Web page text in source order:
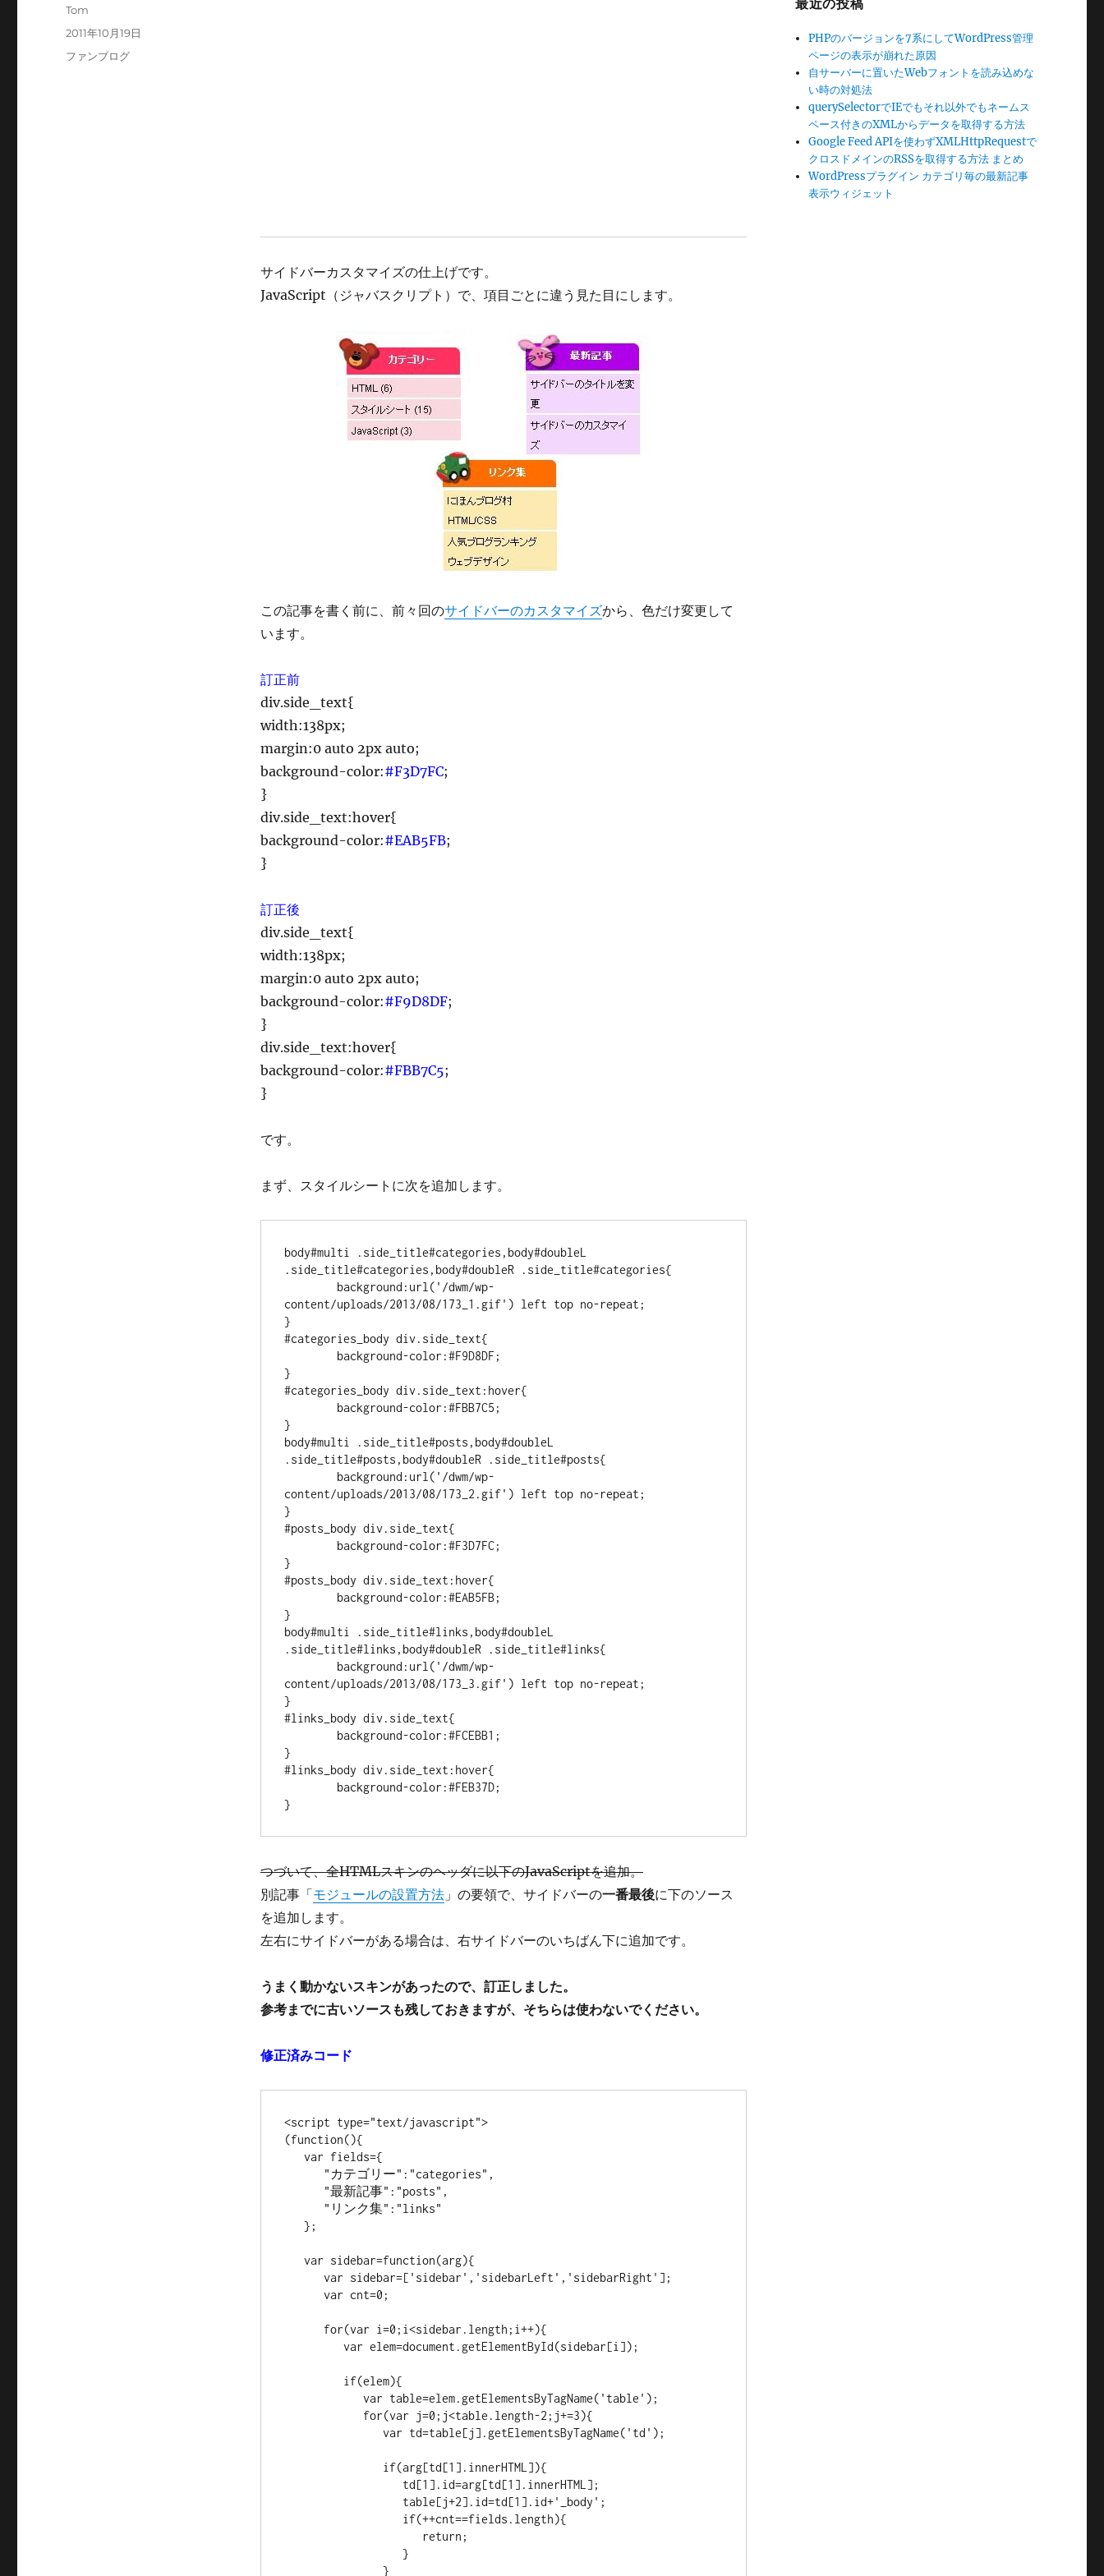
サイドバーカスタマイズの仕上げです。
JavaScript（ジャバスクリプト）で、項目ごとに違う見た目にします。
この記事を書く前に、前々回のサイドバーのカスタマイズから、色だけ変更して
います。
訂正前
div.side_text{
width:138px;
margin:0 auto 2px auto;
background-color:#F3D7FC;
}
div.side_text:hover{
background-color:#EAB5FB;
}
訂正後
div.side_text{
width:138px;
margin:0 auto 2px auto;
background-color:#F9D8DF;
}
div.side_text:hover{
background-color:#FBB7C5;
}
です。
まず、スタイルシートに次を追加します。
body#multi .side_title#categories,body#doubleL
.side_title#categories,body#doubleR .side_title#categories{
content/uploads/2013/08/173_1.gif') left top no-repeat;
}
#categories_body div.side_text{
}
#categories_body div.side_text:hover{
}
body#multi .side_title#posts,body#doubleL
.side_title#posts,body#doubleR .side_title#posts{
content/uploads/2013/08/173_2.gif') left top no-repeat;
}
#posts_body div.side_text{
}
#posts_body div.side_text:hover{
}
body#multi .side_title#links,body#doubleL
.side_title#links,body#doubleR .side_title#links{
content/uploads/2013/08/173_3.gif') left top no-repeat;
}
#links_body div.side_text{
}
#links_body div.side_text:hover{
}
つづいて、全HTMLスキンのヘッダに以下のJavaScriptを追加。
別記事「モジュールの設置方法」の要領で、サイドバーの一番最後に下のソース
を追加します。
左右にサイドバーがある場合は、右サイドバーのいちばん下に追加です。
うまく動かないスキンがあったので、訂正しました。
参考までに古いソースも残しておきますが、そちらは使わないでください。
修正済みコード
<script type="text/javascript">
(function(){
投
Tom
投
2011年10月19日
カ
ファンブログ
最近の投稿
PHPのバージョンを7系にしてWordPress管理
ページの表示が崩れた原因
自サーバーに置いたWebフォントを読み込めな
い時の対処法
querySelectorでIEでもそれ以外でもネームス
ペース付きのXMLからデータを取得する方法
Google Feed APIを使わずXMLHttpRequestで
クロスドメインのRSSを取得する方法 まとめ
WordPressプラグイン カテゴリ毎の最新記事
表示ウィジェット